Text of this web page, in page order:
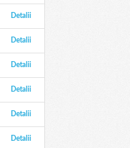
Detalii
Detalii
Detalii
Detalii
Detalii
Detalii